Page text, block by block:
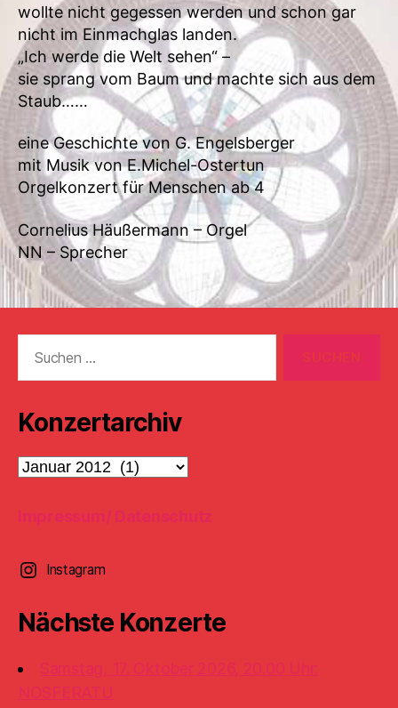
wollte nicht gegessen werden und schon gar
nicht im Einmachglas landen.
„Ich werde die Welt sehen“ –
sie sprang vom Baum und machte sich aus dem
Staub……
eine Geschichte von G. Engelsberger
mit Musik von E.Michel-Ostertun
Orgelkonzert für Menschen ab 4
Cornelius Häußermann – Orgel
NN – Sprecher
nach:
Konzertarchiv
Konzertarchiv
Impressum/ Datenschutz
Instagram
Nächste Konzerte
Samstag, 17. Oktober 2026, 20.00 Uhr:
NOSFERATU